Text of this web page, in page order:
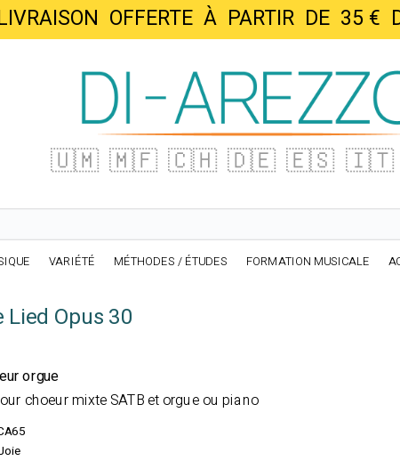
OFFERTE À PARTIR DE 35
🇺🇲 🇲🇫 🇨🇭 🇩🇪 🇪🇸 🇮🇹
VARIÉTÉ MÉTHODES / ÉTUDES FORMATION MUSICALE
Opus 30
orgue
choeur mixte SATB et orgue ou piano